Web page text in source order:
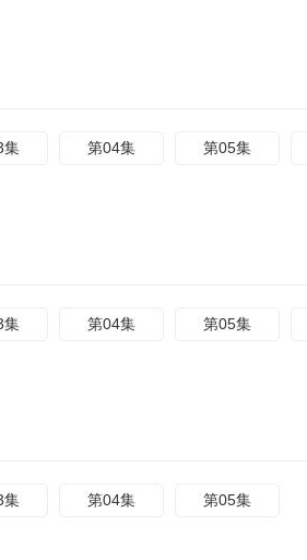
集 第04集 第05集
集 第04集 第05集
集 第04集 第05集